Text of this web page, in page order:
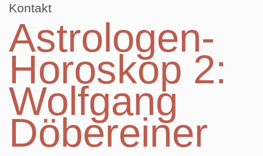
Kontakt
Astrologen-
Horoskop 2:
Wolfgang
Döbereiner